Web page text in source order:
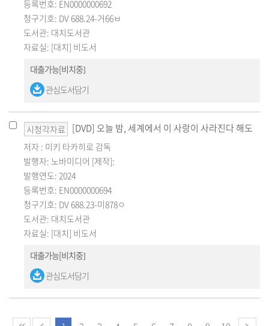
등록번호: EN0000000692
청구기호: DV 688.24-거66ㅂ
도서관: 대치도서관
자료실: [대치] 비도서
대출가능[비치중]
관심도서담기
시청각자료 [DVD] 오늘 밤, 세계에서 이 사랑이 사라진다 해도
저자 : 미키 타카히로 감독
발행자: 노바미디어 [제작]:
발행연도: 2024
등록번호: EN0000000694
청구기호: DV 688.23-미878ㅇ
도서관: 대치도서관
자료실: [대치] 비도서
대출가능[비치중]
관심도서담기